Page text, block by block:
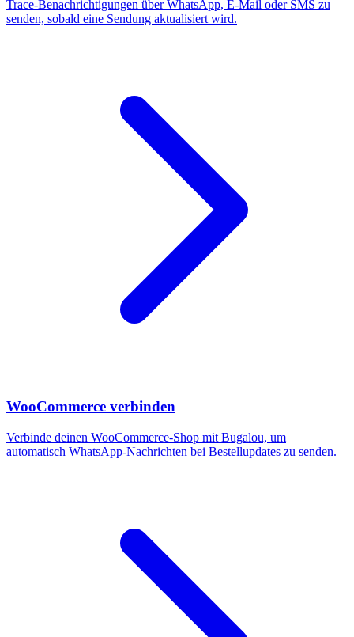
Trace-Benachrichtigungen über WhatsApp, E-Mail oder SMS zu
senden, sobald eine Sendung aktualisiert wird.
WooCommerce verbinden
Verbinde deinen WooCommerce-Shop mit Bugalou, um
automatisch WhatsApp-Nachrichten bei Bestellupdates zu senden.